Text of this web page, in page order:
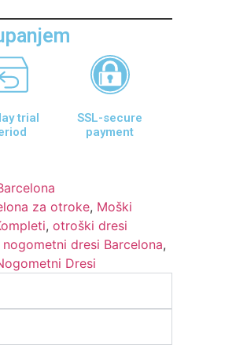
trial
SSL-secure
payment
za otroke, Moški
,otroški dresi
dresi Barcelona,
Dresi